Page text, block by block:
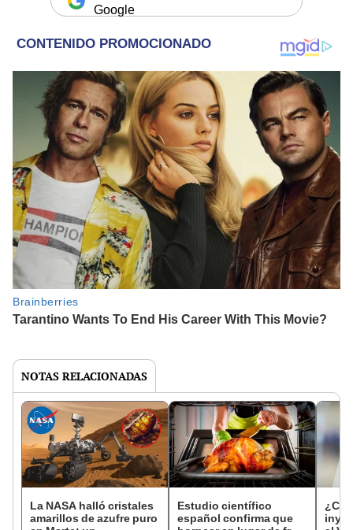
Google
NOTAS RELACIONADAS
La NASA halló cristales
amarillos de azufre puro
Estudio científico
español confirma que